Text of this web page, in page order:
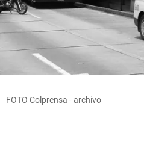
FOTO Colprensa - archivo